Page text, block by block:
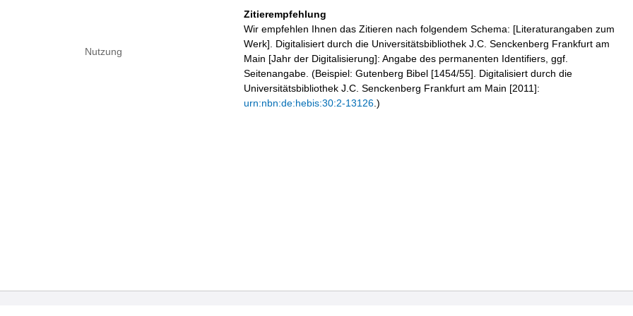
Nutzung
Zitierempfehlung
Wir empfehlen Ihnen das Zitieren nach folgendem Schema: [Literaturangaben zum
Werk]. Digitalisiert durch die Universitätsbibliothek J.C. Senckenberg Frankfurt am
Main [Jahr der Digitalisierung]: Angabe des permanenten Identifiers, ggf.
Seitenangabe. (Beispiel: Gutenberg Bibel [1454/55]. Digitalisiert durch die
Universitätsbibliothek J.C. Senckenberg Frankfurt am Main [2011]:
urn:nbn:de:hebis:30:2-13126 .)